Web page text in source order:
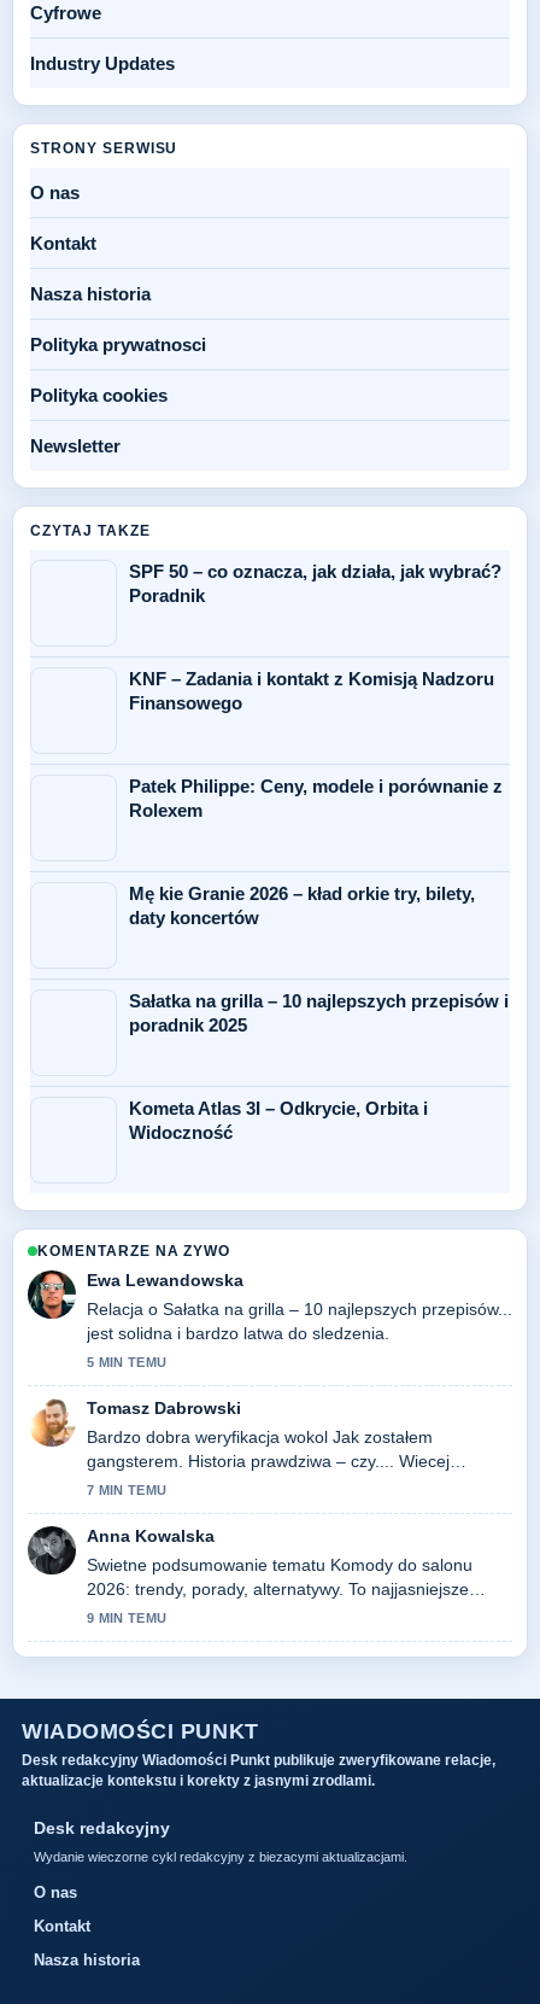
Cyfrowe
Industry Updates
STRONY SERWISU
O nas
Kontakt
Nasza historia
Polityka prywatnosci
Polityka cookies
Newsletter
CZYTAJ TAKZE
SPF 50 – co oznacza, jak działa, jak wybrać?
Poradnik
KNF – Zadania i kontakt z Komisją Nadzoru
Finansowego
Patek Philippe: Ceny, modele i porównanie z
Rolexem
Mę kie Granie 2026 – kład orkie try, bilety,
daty koncertów
Sałatka na grilla – 10 najlepszych przepisów i
poradnik 2025
Kometa Atlas 3I – Odkrycie, Orbita i
Widoczność
KOMENTARZE NA ZYWO
Ewa Lewandowska
Relacja o Sałatka na grilla – 10 najlepszych przepisów...
jest solidna i bardzo latwa do sledzenia.
5 MIN TEMU
Tomasz Dabrowski
Bardzo dobra weryfikacja wokol Jak zostałem
gangsterem. Historia prawdziwa – czy.... Wiecej
redakcji powinno pisac w ten sposob.
7 MIN TEMU
Anna Kowalska
Swietne podsumowanie tematu Komody do salonu
2026: trendy, porady, alternatywy. To najjasniejsze
streszczenie, jakie dzis widzialem.
9 MIN TEMU
WIADOMOŚCI PUNKT
Desk redakcyjny Wiadomości Punkt publikuje zweryfikowane relacje,
aktualizacje kontekstu i korekty z jasnymi zrodlami.
Desk redakcyjny
Wydanie wieczorne cykl redakcyjny z biezacymi aktualizacjami.
O nas
Kontakt
Nasza historia